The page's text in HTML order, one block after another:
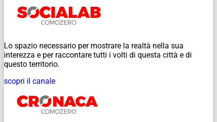
Lo spazio necessario per mostrare la realtà nella sua
interezza e per raccontare tutti i volti di questa città e di
questo territorio.
scopri il canale